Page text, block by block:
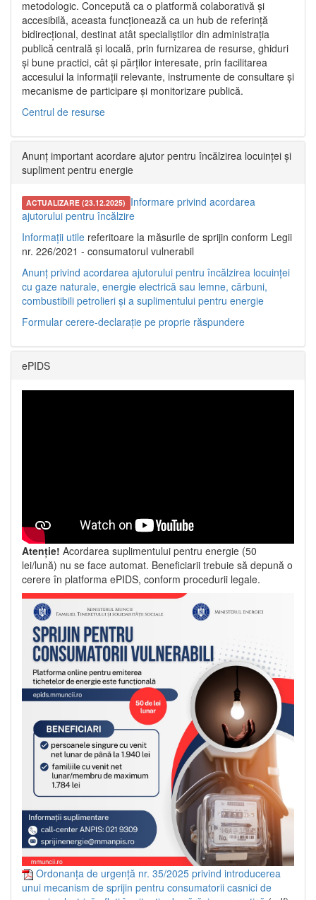
metodologic. Concepută ca o platformă colaborativă și
accesibilă, aceasta funcționează ca un hub de referință
bidirecțional, destinat atât specialiștilor din administrația
publică centrală și locală, prin furnizarea de resurse, ghiduri
și bune practici, cât și părților interesate, prin facilitarea
accesului la informații relevante, instrumente de consultare și
mecanisme de participare și monitorizare publică.
Centrul de resurse
Anunț important acordare ajutor pentru încălzirea locuinței și
supliment pentru energie
ACTUALIZARE (23.12.2025) Informare privind acordarea
ajutorului pentru încălzire
Informații utile referitoare la măsurile de sprijin conform Legii
nr. 226/2021 - consumatorul vulnerabil
Anunț privind acordarea ajutorului pentru încălzirea locuinței
cu gaze naturale, energie electrică sau lemne, cărbuni,
combustibili petrolieri și a suplimentului pentru energie
Formular cerere-declarație pe proprie răspundere
ePIDS
Atenție! Acordarea suplimentului pentru energie (50
lei/lună) nu se face automat. Beneficiarii trebuie să depună o
cerere în platforma ePIDS, conform procedurii legale.
Ordonanța de urgență nr. 35/2025 privind introducerea
unui mecanism de sprijin pentru consumatorii casnici de